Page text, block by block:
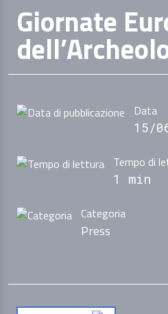
Giornate
Data
15/
Tempo di
1 min
Categoria
Press